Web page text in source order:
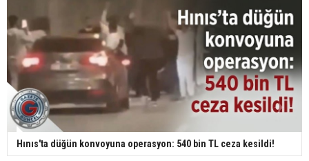
Hınıs'ta düğün konvoyuna operasyon: 540 bin TL ceza kesildi!